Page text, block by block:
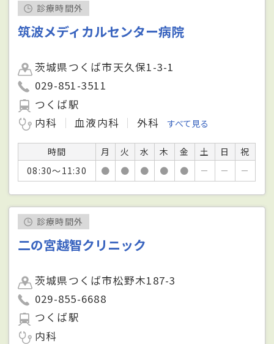
診療時間外
筑波メディカルセンター病院
茨城県つくば市天久保1-3-1
029-851-3511
つくば駅
内科
血液内科 外科 すべて見る
時間 月 火 水 木 金 土 日
祝
08:30～11:30
● ● ● ● ● － － －
診療時間外
二の宮越智クリニック
茨城県つくば市松野木187-3
029-855-6688
つくば駅
内科